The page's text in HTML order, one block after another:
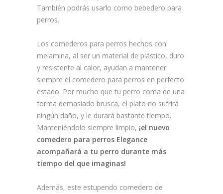
También podrás usarlo como bebedero para
perros.
Los comederos para perros hechos con
melamina, al ser un material de plástico, duro
y resistente al calor, ayudan a mantener
siempre el comedero para perros en perfecto
estado. Por mucho que tu perro coma de una
forma demasiado brusca, el plato no sufrirá
ningún daño, y le durará bastante tiempo.
Manteniéndolo siempre limpio, ¡el nuevo
comedero para perros Elegance
acompañará a tu perro durante más
tiempo del que imaginas!
Además, este estupendo comedero de